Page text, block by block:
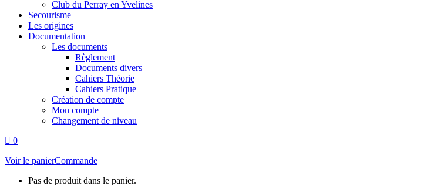
Club du Perray en Yvelines
Secourisme
Les origines
Documentation
Les documents
Règlement
Documents divers
Cahiers Théorie
Cahiers Pratique
Création de compte
Mon compte
Changement de niveau
0
Voir le panierCommande
Pas de produit dans le panier.